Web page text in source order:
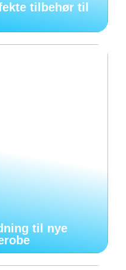
tilbehør til
til nye